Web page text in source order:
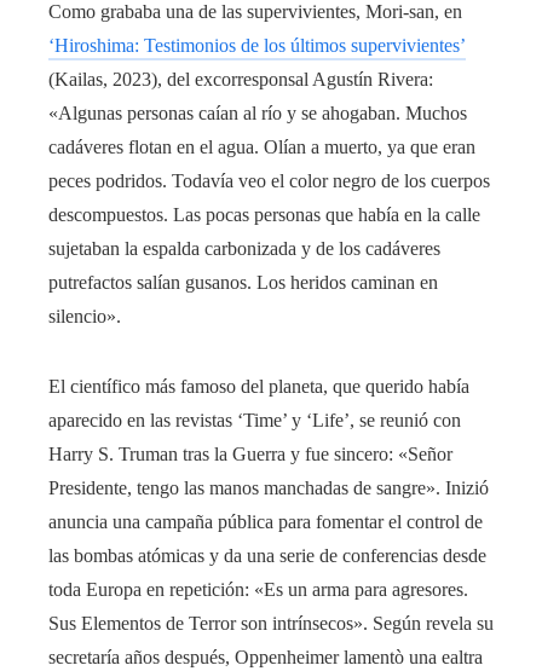
Como grababa una de las supervivientes, Mori-san, en
‘Hiroshima: Testimonios de los últimos supervivientes’
(Kailas, 2023), del excorresponsal Agustín Rivera:
«Algunas personas caían al río y se ahogaban. Muchos
cadáveres flotan en el agua. Olían a muerto, ya que eran
peces podridos. Todavía veo el color negro de los cuerpos
descompuestos. Las pocas personas que había en la calle
sujetaban la espalda carbonizada y de los cadáveres
putrefactos salían gusanos. Los heridos caminan en
silencio».
El científico más famoso del planeta, que querido había
aparecido en las revistas ‘Time’ y ‘Life’, se reunió con
Harry S. Truman tras la Guerra y fue sincero: «Señor
Presidente, tengo las manos manchadas de sangre». Inizió
anuncia una campaña pública para fomentar el control de
las bombas atómicas y da una serie de conferencias desde
toda Europa en repetición: «Es un arma para agresores.
Sus Elementos de Terror son intrínsecos». Según revela su
secretaría años después, Oppenheimer lamentò una ealtra